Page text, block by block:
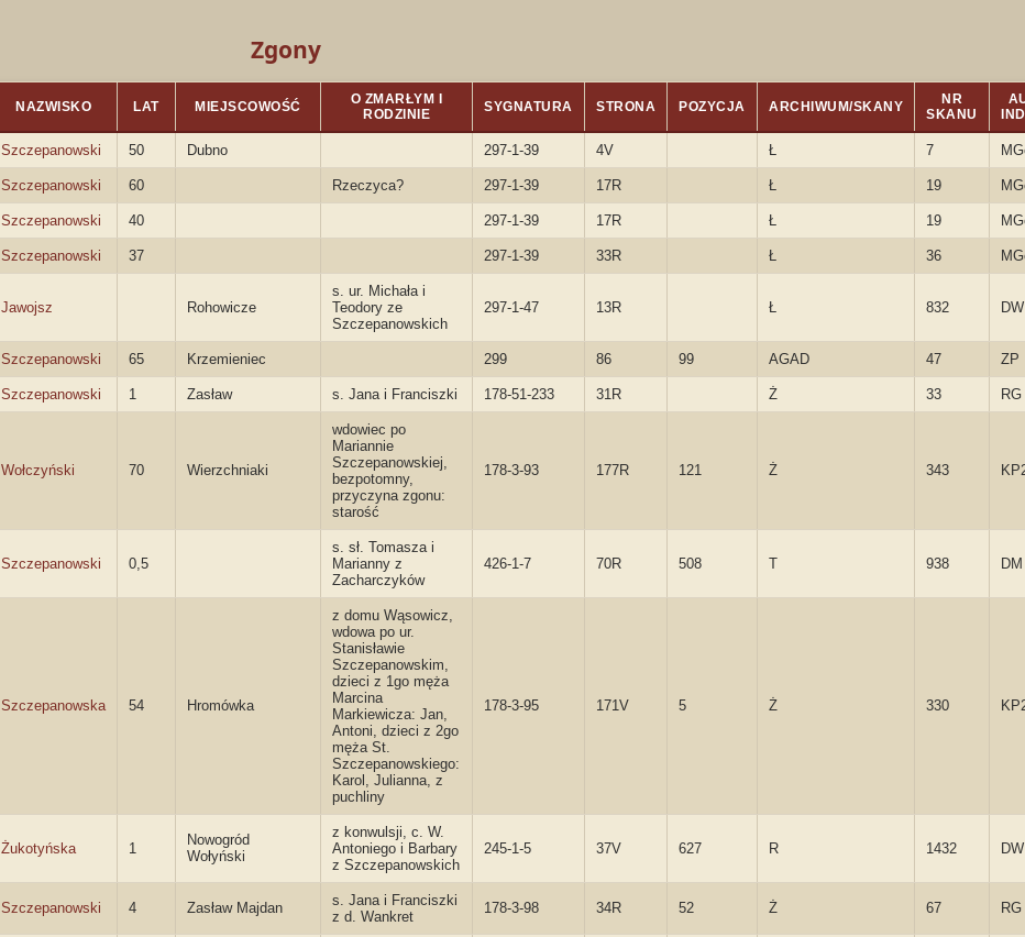
Zgony
NAZWISKO LAT MIEJSCOWOŚĆ
O ZMARŁYM I
RODZINIE
SYGNATURA STRONA POZYCJA ARCHIWUM/SKANY
NR
SKANU
Szczepanowski 50 Dubno 297-1-39 4V Ł 7
Szczepanowski 60 Rzeczyca? 297-1-39 17R Ł 19
Szczepanowski 40 297-1-39 17R Ł 19
Szczepanowski 37 297-1-39 33R Ł 36
Jawojsz Rohowicze
s. ur. Michała i
Teodory ze
Szczepanowskich
297-1-47 13R Ł 832 DW
Szczepanowski 65 Krzemieniec 299 86 99 AGAD 47 ZP
Szczepanowski 1 Zasław s. Jana i Franciszki 178-51-233 31R Ż 33 RG
Wołczyński 70 Wierzchniaki
wdowiec po
Mariannie
Szczepanowskiej,
bezpotomny,
przyczyna zgonu:
starość
178-3-93 177R 121 Ż 343
Szczepanowski 0,5
s. sł. Tomasza i
Marianny z
Zacharczyków
426-1-7 70R 508 T 938 DM
Szczepanowska 54 Hromówka
z domu Wąsowicz,
wdowa po ur.
Stanisławie
Szczepanowskim,
dzieci z 1go męża
Marcina
Markiewicza: Jan,
Antoni, dzieci z 2go
męża St.
Szczepanowskiego:
Karol, Julianna, z
puchliny
178-3-95 171V 5 Ż 330
Żukotyńska 1
Nowogród
Wołyński
z konwulsji, c. W.
Antoniego i Barbary
z Szczepanowskich
245-1-5 37V 627 R 1432 DW
Szczepanowski 4 Zasław Majdan
s. Jana i Franciszki
z d. Wankret
178-3-98 34R 52 Ż 67 RG